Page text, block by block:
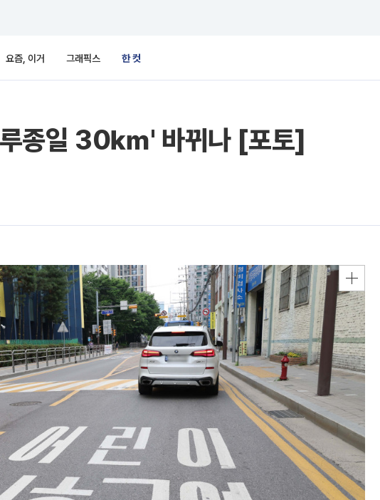
요즘, 이거 그래픽스 한 컷
루종일 30㎞' 바뀌나 [포토]